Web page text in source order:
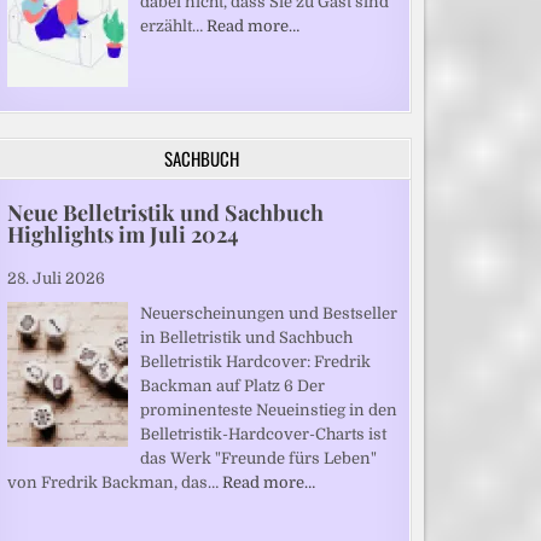
erzählt… Read more…
SACHBUCH
Neue Belletristik und Sachbuch
Highlights im Juli 2024
28. Juli 2026
Neuerscheinungen und Bestseller
in Belletristik und Sachbuch
Belletristik Hardcover: Fredrik
Backman auf Platz 6 Der
prominenteste Neueinstieg in den
Belletristik-Hardcover-Charts ist
das Werk "Freunde fürs Leben"
von Fredrik Backman, das… Read more…